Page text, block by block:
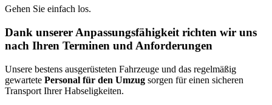
Gehen Sie einfach los.
Dank unserer Anpassungsfähigkeit richten wir uns
nach Ihren Terminen und Anforderungen
Unsere bestens ausgerüsteten Fahrzeuge und das regelmäßig
gewartete Personal für den Umzug sorgen für einen sicheren
Transport Ihrer Habseligkeiten.